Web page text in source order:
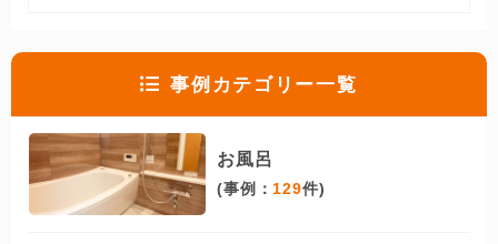
事例カテゴリー一覧
お風呂
(事例： 129件)